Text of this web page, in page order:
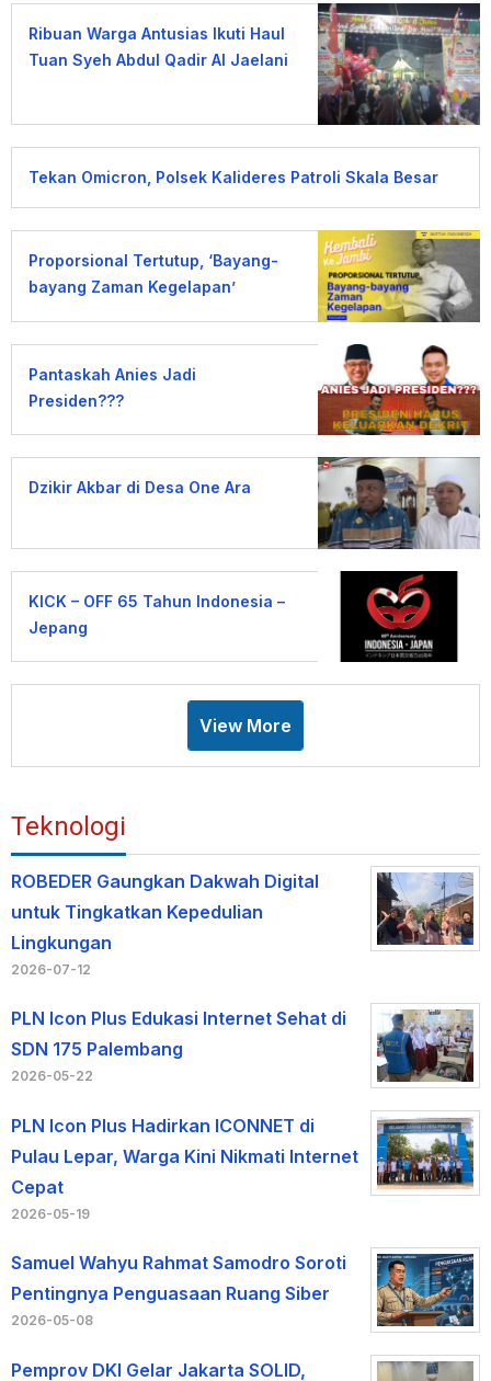
Ribuan Warga Antusias Ikuti Haul
Tuan Syeh Abdul Qadir Al Jaelani
Tekan Omicron, Polsek Kalideres Patroli Skala Besar
Proporsional Tertutup, ‘Bayang-
bayang Zaman Kegelapan’
Pantaskah Anies Jadi
Presiden???
Dzikir Akbar di Desa One Ara
KICK – OFF 65 Tahun Indonesia –
Jepang
View More
Teknologi
ROBEDER Gaungkan Dakwah Digital
untuk Tingkatkan Kepedulian
Lingkungan
2026-07-12
PLN Icon Plus Edukasi Internet Sehat di
SDN 175 Palembang
2026-05-22
PLN Icon Plus Hadirkan ICONNET di
Pulau Lepar, Warga Kini Nikmati Internet
Cepat
2026-05-19
Samuel Wahyu Rahmat Samodro Soroti
Pentingnya Penguasaan Ruang Siber
2026-05-08
Pemprov DKI Gelar Jakarta SOLID,